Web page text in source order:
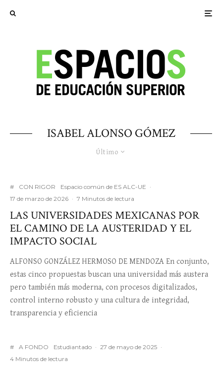
ISABEL ALONSO GÓMEZ
Último
# CON RIGOR Espacio común de ES ALC-UE ·
17 de marzo de 2026 · 7 Minutos de lectura
LAS UNIVERSIDADES MEXICANAS POR
EL CAMINO DE LA AUSTERIDAD Y EL
IMPACTO SOCIAL
ALFONSO GONZÁLEZ HERMOSO DE MENDOZA En conjunto,
estas cinco propuestas buscan una universidad más austera
pero también más moderna, con procesos digitalizados,
control interno robusto y una cultura de integridad,
transparencia y eficiencia
# A FONDO Estudiantado · 27 de mayo de 2025 ·
4 Minutos de lectura